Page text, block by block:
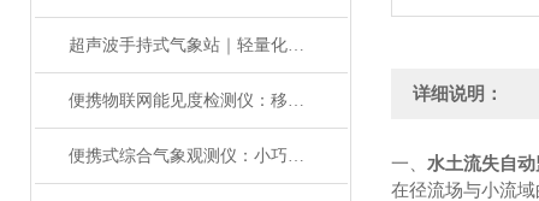
超声波手持式气象站｜轻量化全域气象移动监测利器
便携物联网能见度检测仪：移动监测利器，精准感知大气视野
便携式综合气象观测仪：小巧身材，大气场，精准预测天气变化
详细说明：
一、 水土流失自
在径流场与小流